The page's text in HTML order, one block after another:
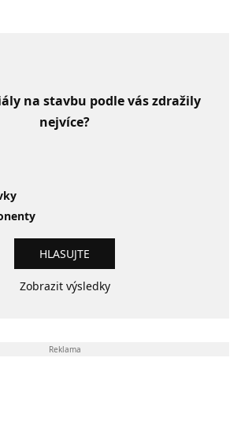
na stavbu podle vás zdražily
nejvíce?
Zobrazit výsledky
Reklama